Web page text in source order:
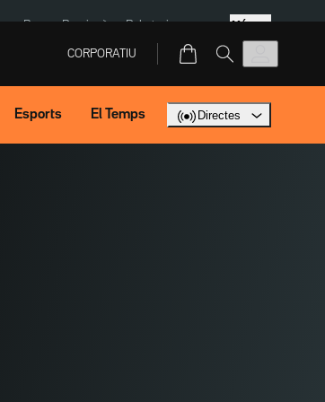
eBay Perpinyà Robatoris coure Més
CORPORATIU
Esports El Temps Directes